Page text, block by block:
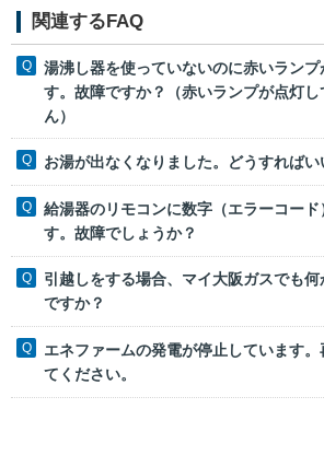
関連するFAQ
湯沸し器を使っていないのに赤いランプ
す。故障ですか？（赤いランプが点灯
ん）
お湯が出なくなりました。どうすればい
給湯器のリモコンに数字（エラーコード
す。故障でしょうか？
引越しをする場合、マイ大阪ガスでも
ですか？
エネファームの発電が停止しています。
てください。